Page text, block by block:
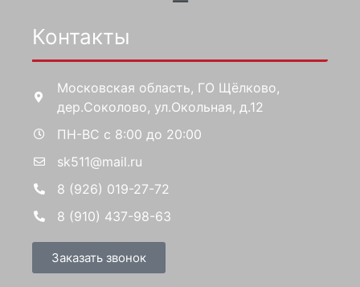
Контакты
Московская область, ГО Щёлково,
дер.Соколово, ул.Окольная, д.12
ПН-ВС с 8:00 до 20:00
sk511@mail.ru
8 (926) 019-27-72
8 (910) 437-98-63
Заказать звонок